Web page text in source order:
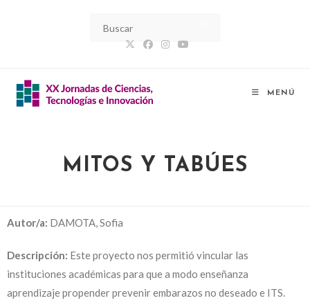
MENÚ
MITOS Y TABÚES
Autor/a: DAMOTA, Sofia
Descripción: Este proyecto nos permitió vincular las
instituciones académicas para que a modo enseñanza
aprendizaje propender prevenir embarazos no deseado e ITS.